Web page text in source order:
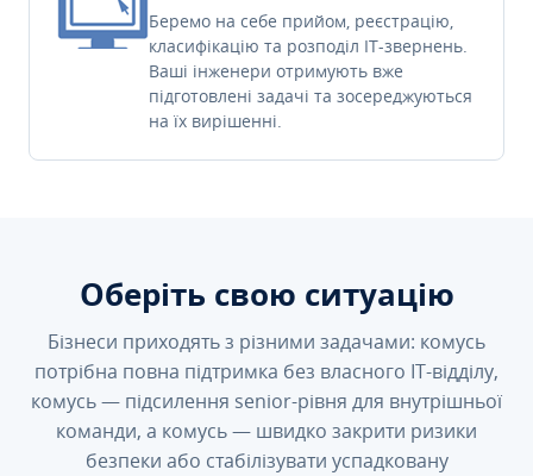
Беремо на себе прийом, реєстрацію,
класифікацію та розподіл IT-звернень.
Ваші інженери отримують вже
підготовлені задачі та зосереджуються
на їх вирішенні.
Оберіть свою ситуацію
Бізнеси приходять з різними задачами: комусь
потрібна повна підтримка без власного IT-відділу,
комусь — підсилення senior-рівня для внутрішньої
команди, а комусь — швидко закрити ризики
безпеки або стабілізувати успадковану